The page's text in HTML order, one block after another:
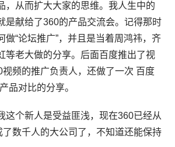
，从而扩大大家的思维。我人生中的
是献给了360的产品交流会。记得那时
做“论坛推广”，并且是当着周鸿祎，齐
等老大做的分享。后面百度推出了视
频的推广负责人，还做了一次 百度
品对比的分享。
这个新人是受益匪浅，现在360已经从
了数千人的大公司了，不知道还能保持